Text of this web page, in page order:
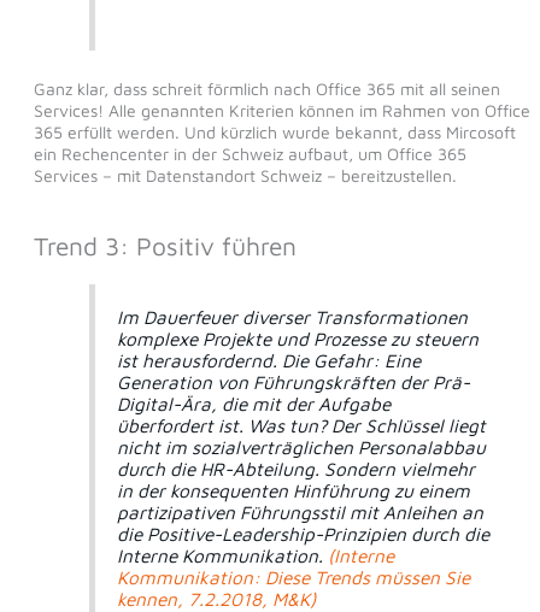
Ganz klar, dass schreit förmlich nach Office 365 mit all seinen
Services! Alle genannten Kriterien können im Rahmen von Office
365 erfüllt werden. Und kürzlich wurde bekannt, dass Mircosoft
ein Rechencenter in der Schweiz aufbaut, um Office 365
Services – mit Datenstandort Schweiz – bereitzustellen.
Trend 3: Positiv führen
Im Dauerfeuer diverser Transformationen
komplexe Projekte und Prozesse zu steuern
ist herausfordernd. Die Gefahr: Eine
Generation von Führungskräften der Prä-
Digital-Ära, die mit der Aufgabe
überfordert ist. Was tun? Der Schlüssel liegt
nicht im sozialverträglichen Personalabbau
durch die HR-Abteilung. Sondern vielmehr
in der konsequenten Hinführung zu einem
partizipativen Führungsstil mit Anleihen an
die Positive-Leadership-Prinzipien durch die
Interne Kommunikation. (Interne
Kommunikation: Diese Trends müssen Sie
kennen, 7.2.2018, M&K)